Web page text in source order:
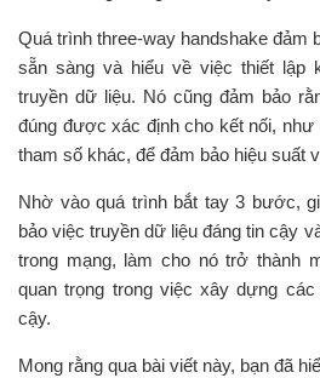
Quá trình three-way handshake đảm
sẵn sàng và hiểu về việc thiết lập
truyền dữ liệu. Nó cũng đảm bảo
đúng được xác định cho kết nối,
tham số khác, để đảm bảo hiệu suất
Nhờ vào quá trình bắt tay 3 bước,
bảo việc truyền dữ liệu đáng tin cậy
trong mạng, làm cho nó trở thành
quan trọng trong việc xây dựng
cậy.
Mong rằng qua bài viết này, bạn đã